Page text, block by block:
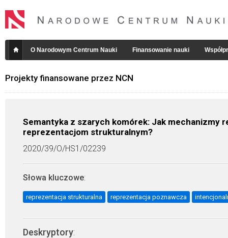
O Narodowym Centrum Nauki Finansowanie nauki
Projekty finansowane przez NCN
Semantyka z szarych komórek: Jak mechanizmy
reprezentacjom strukturalnym?
2020/39/O/HS1/02239
Słowa kluczowe:
reprezentacja strukturalna reprezentacja poznawcza
Deskryptory: